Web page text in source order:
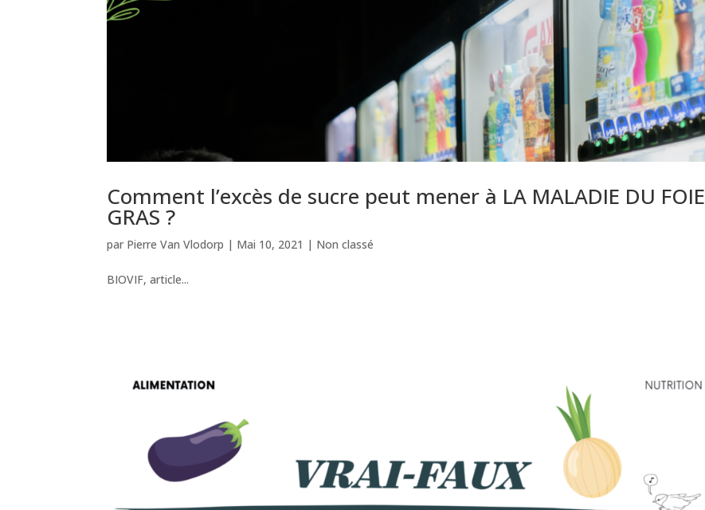
Comment l’excès de sucre peut mener à LA MALADIE DU FOIE
GRAS ?
par Pierre Van Vlodorp | Mai 10, 2021 | Non classé
BIOVIF, article...